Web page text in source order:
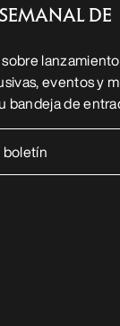
DE
eventos y
bandeja de